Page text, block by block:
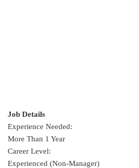
Job Details
Experience Needed:
More Than 1 Year
Career Level:
Experienced (Non-Manager)